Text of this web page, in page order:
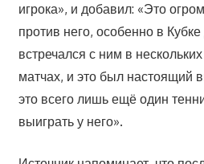
игрока», и добавил: «Это
против него, особенно в
встречался с ним в
матчах, и это был
это всего лишь ещё один
выиграть у него».